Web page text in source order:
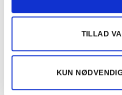
TILLAD
KUN
Om
Nemt, hurtigt og
Landsdækkende
bilforhandlere